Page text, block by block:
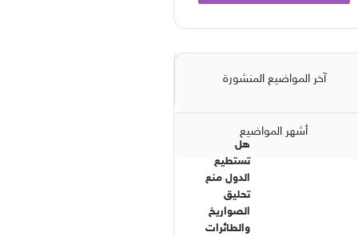
آخر المواضيع المنشورة
أشهر المواضيع
هل
تستطيع
الدول منع
تحليق
الصواريخ
والطائرات